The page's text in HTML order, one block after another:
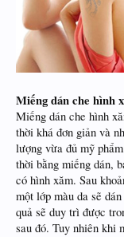
Miếng dán che hình
Miếng dán che hình
thời khá đơn giản và
lượng vừa đủ mỹ
thời bằng miếng dán,
có hình xăm. Sau
một lớp màu da sẽ
quả sẽ duy trì được
sau đó. Tuy nhiên khi